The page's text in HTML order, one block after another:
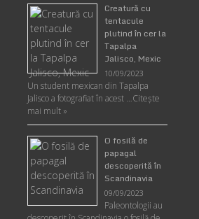
Creatură cu
tentacule
plutind în cer la
Tapalpa
Jalisco, Mexic
10/09/2023
Un student mexican din Tapalpa
Jalisco a fotografiat în acest …Citește
mai mult »
O fosilă de
papagal
descoperită în
Scandinavia
09/09/2023
Paleontologii au